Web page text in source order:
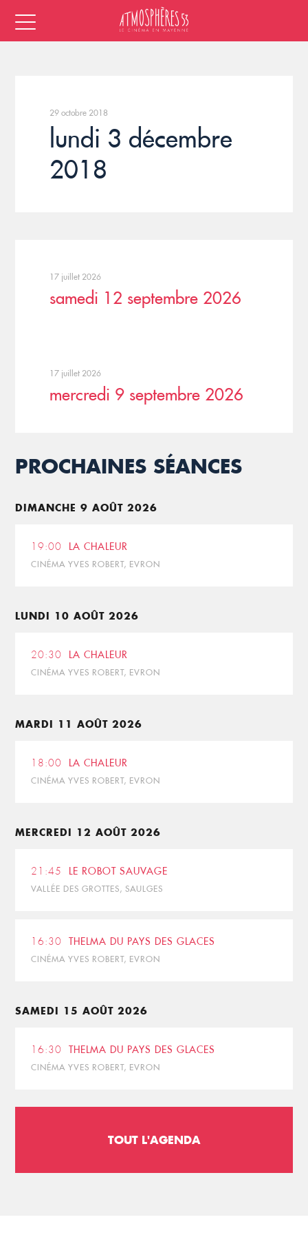
29 octobre 2018
lundi 3 décembre
2018
17 juillet 2026
samedi 12 septembre 2026
17 juillet 2026
mercredi 9 septembre 2026
PROCHAINES SÉANCES
DIMANCHE 9 AOÛT 2026
19:00 LA CHALEUR
CINÉMA YVES ROBERT, EVRON
LUNDI 10 AOÛT 2026
20:30 LA CHALEUR
CINÉMA YVES ROBERT, EVRON
MARDI 11 AOÛT 2026
18:00 LA CHALEUR
CINÉMA YVES ROBERT, EVRON
MERCREDI 12 AOÛT 2026
21:45 LE ROBOT SAUVAGE
VALLÉE DES GROTTES, SAULGES
16:30 THELMA DU PAYS DES GLACES
CINÉMA YVES ROBERT, EVRON
SAMEDI 15 AOÛT 2026
16:30 THELMA DU PAYS DES GLACES
CINÉMA YVES ROBERT, EVRON
TOUT L'AGENDA